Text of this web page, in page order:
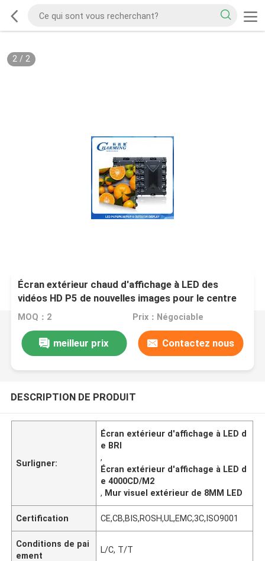
2/ 2
Écran extérieur chaud d'affichage à LED des
vidéos HD P5 de nouvelles images pour le centre
commercial
MOQ：2 Prix：Négociable
meilleur prix Contactez nous
DESCRIPTION DE PRODUIT
Surligner:
Écran extérieur d'affichage à LED d
e BRI
,
Écran extérieur d'affichage à LED d
e 4000CD/M2
, Mur visuel extérieur de 8MM LED
Certification CE,CB,BIS,ROSH,UL,EMC,3C,ISO9001
Conditions de pai
ement
L/C, T/T